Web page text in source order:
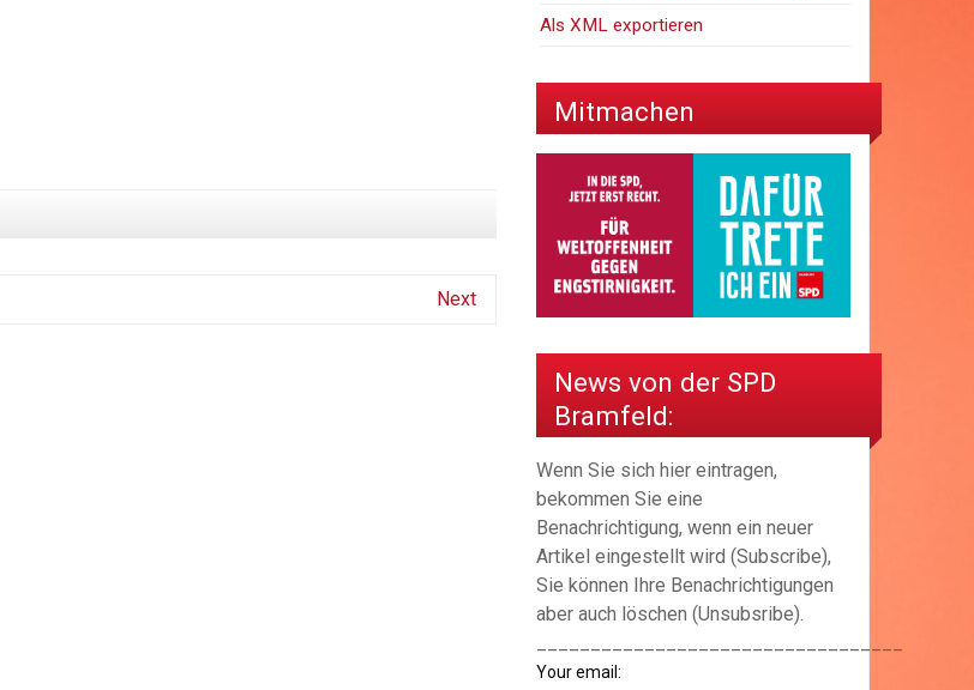
Next
Als XML exportieren
Mitmachen
News von der SPD
Bramfeld:
Wenn Sie sich hier eintragen,
bekommen Sie eine
Benachrichtigung, wenn ein neuer
Artikel eingestellt wird (Subscribe),
Sie können Ihre Benachrichtigungen
aber auch löschen (Unsubsribe).
Your email: